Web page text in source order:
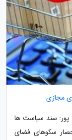
مجازی
پور: سند سیاست ها
سکوهای فضای